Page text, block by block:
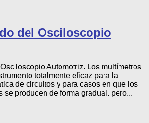
del Osciloscopio
Automotriz. Los multímetros
totalmente eficaz para la
de circuitos y para casos en que los
se producen de forma gradual, pero...